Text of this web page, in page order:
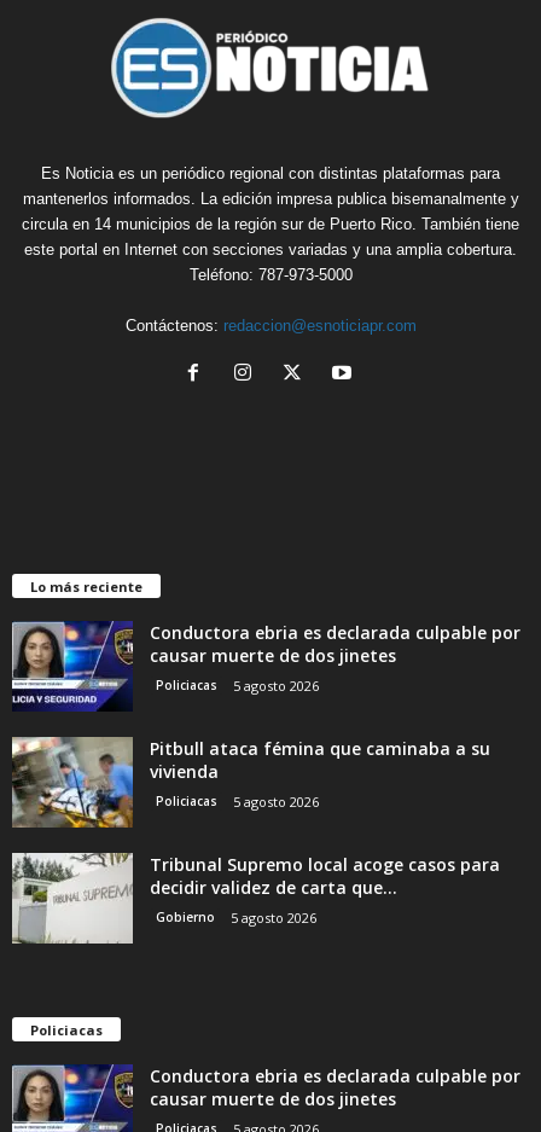
Es Noticia es un periódico regional con distintas plataformas para
mantenerlos informados. La edición impresa publica bisemanalmente y
circula en 14 municipios de la región sur de Puerto Rico. También tiene
este portal en Internet con secciones variadas y una amplia cobertura.
Teléfono: 787-973-5000
Contáctenos: redaccion@esnoticiapr.com
Lo más reciente
Conductora ebria es declarada culpable por
causar muerte de dos jinetes
Policiacas 5 agosto 2026
Pitbull ataca fémina que caminaba a su
vivienda
Policiacas 5 agosto 2026
Tribunal Supremo local acoge casos para
decidir validez de carta que...
Gobierno 5 agosto 2026
Policiacas
Conductora ebria es declarada culpable por
causar muerte de dos jinetes
Policiacas